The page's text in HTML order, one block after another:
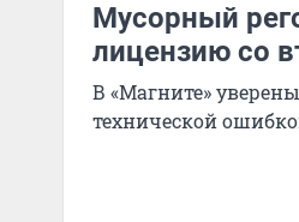
Мусорный
лицензию со
В «Магните»
технической